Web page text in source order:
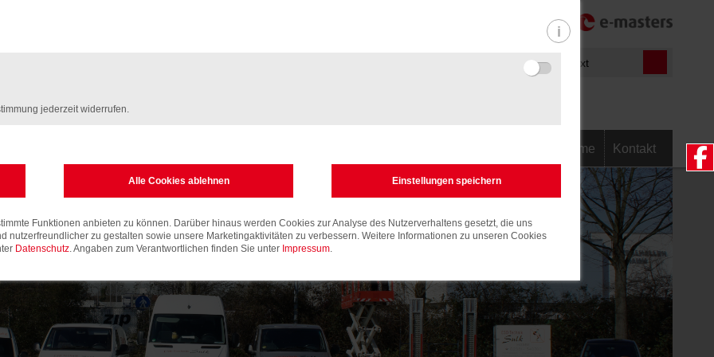
Home Kontakt
jederzeit widerrufen.
Funktionen anbieten zu können. Darüber hinaus werden Cookies zur Analyse des Nutzerverhaltens gesetzt, die uns
nutzerfreundlicher zu gestalten sowie unsere Marketingaktivitäten zu verbessern. Weitere Informationen zu unseren Cookies
Datenschutz . Angaben zum Verantwortlichen finden Sie unter Impressum